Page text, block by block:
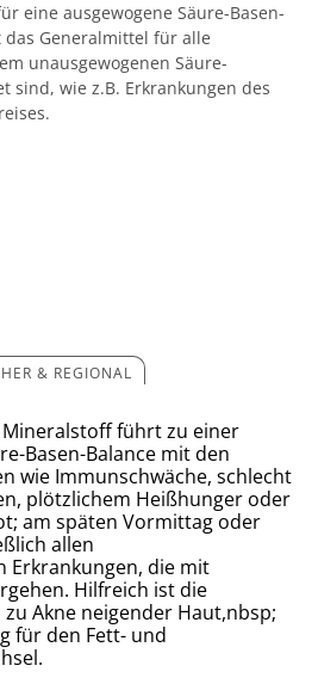
eine ausgewogene Säure-Basen-
das Generalmittel für alle
unausgewogenen Säure-
sind, wie z.B. Erkrankungen des
& REGIONAL
Mineralstoff führt zu einer
Basen-Balance mit den
wie Immunschwäche, schlecht
plötzlichem Heißhunger oder
am späten Vormittag oder
allen
Erkrankungen, die mit
Hilfreich ist die
Akne neigender Haut,nbsp;
für den Fett- und